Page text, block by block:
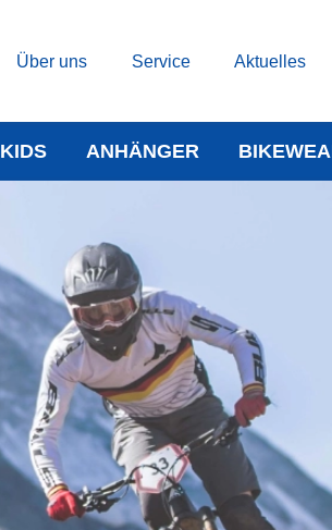
Über uns Service Aktuelles
KIDS ANHÄNGER